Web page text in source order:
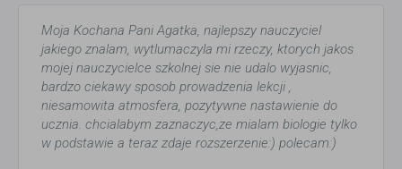
Moja Kochana Pani Agatka, najlepszy nauczyciel
jakiego znalam, wytlumaczyla mi rzeczy, ktorych jakos
mojej nauczycielce szkolnej sie nie udalo wyjasnic,
bardzo ciekawy sposob prowadzenia lekcji ,
niesamowita atmosfera, pozytywne nastawienie do
ucznia. chcialabym zaznaczyc,ze mialam biologie tylko
w podstawie a teraz zdaje rozszerzenie:) polecam:)